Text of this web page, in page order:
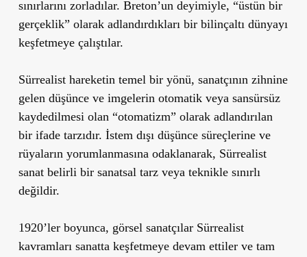
sınırlarını zorladılar. Breton’un deyimiyle, “üstün bir
gerçeklik” olarak adlandırdıkları bir bilinçaltı dünyayı
keşfetmeye çalıştılar.
Sürrealist hareketin temel bir yönü, sanatçının zihnine
gelen düşünce ve imgelerin otomatik veya sansürsüz
kaydedilmesi olan “otomatizm” olarak adlandırılan
bir ifade tarzıdır. İstem dışı düşünce süreçlerine ve
rüyaların yorumlanmasına odaklanarak, Sürrealist
sanat belirli bir sanatsal tarz veya teknikle sınırlı
değildir.
1920’ler boyunca, görsel sanatçılar Sürrealist
kavramları sanatta keşfetmeye devam ettiler ve tam